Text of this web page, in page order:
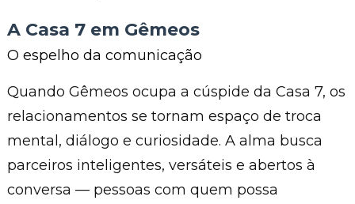
A Casa 7 em Gêmeos
O espelho da comunicação
Quando Gêmeos ocupa a cúspide da Casa 7, os
relacionamentos se tornam espaço de troca
mental, diálogo e curiosidade. A alma busca
parceiros inteligentes, versáteis e abertos à
conversa — pessoas com quem possa